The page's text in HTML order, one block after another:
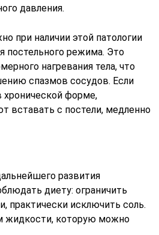
давления.
при наличии этой патологии
постельного режима. Это
нагревания тела, что
спазмов сосудов. Если
хронической форме,
вставать с постели, медленно
развития
диету: ограничить
практически исключить соль.
жидкости, которую можно